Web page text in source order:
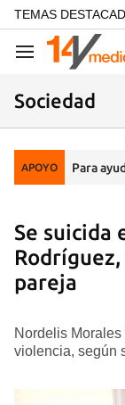
common.go-to-
TEMAS
Navegación
Sociedad
APOYO Para
Se suicida
pareja
Nordelis
violencia, según